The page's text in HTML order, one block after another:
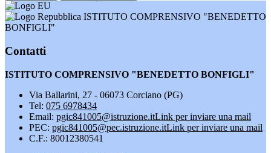
ISTITUTO COMPRENSIVO "BENEDETTO
BONFIGLI"
Contatti
ISTITUTO COMPRENSIVO "BENEDETTO BONFIGLI"
Via Ballarini, 27 - 06073 Corciano (PG)
Tel: 075 6978434
Email: pgic841005@istruzione.itLink per inviare una mail
PEC: pgic841005@pec.istruzione.itLink per inviare una mail
C.F.: 80012380541